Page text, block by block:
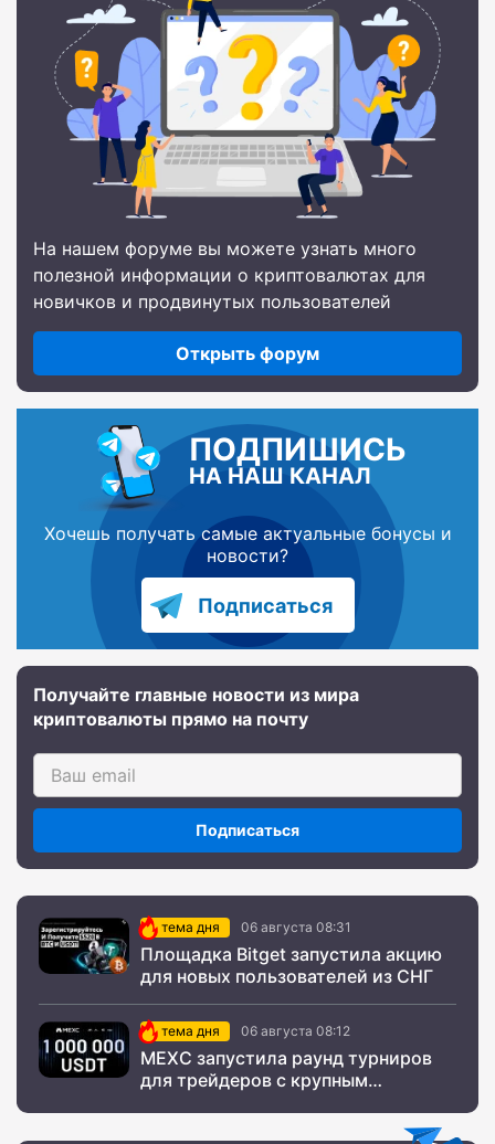
На нашем форуме вы можете узнать много
полезной информации о криптовалютах для
новичков и продвинутых пользователей
Открыть форум
ПОДПИШИСЬ
НА НАШ КАНАЛ
Хочешь получать самые актуальные бонусы и
новости?
Подписаться
Получайте главные новости из мира
криптовалюты прямо на почту
Подписаться
тема дня 06 августа 08:31
Площадка Bitget запустила акцию
для новых пользователей из СНГ
тема дня 06 августа 08:12
MEXC запустила раунд турниров
для трейдеров с крупным